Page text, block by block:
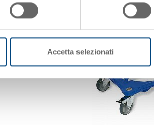
Accetta selezionati